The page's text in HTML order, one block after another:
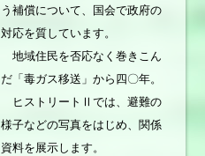
う補償について、国会で政府の
対応を質しています。
地域住民を否応なく巻きこん
だ「毒ガス移送」から四〇年。
ヒストリートⅡでは、避難の
様子などの写真をはじめ、関係
資料を展示します。